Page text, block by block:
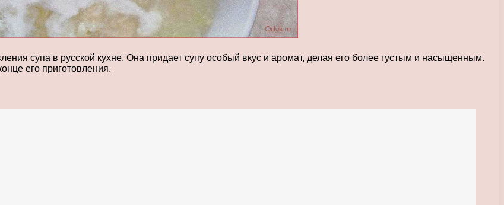
супа в русской кухне. Она придает супу особый вкус и аромат, делая его более густым и насыщенным.
его приготовления.